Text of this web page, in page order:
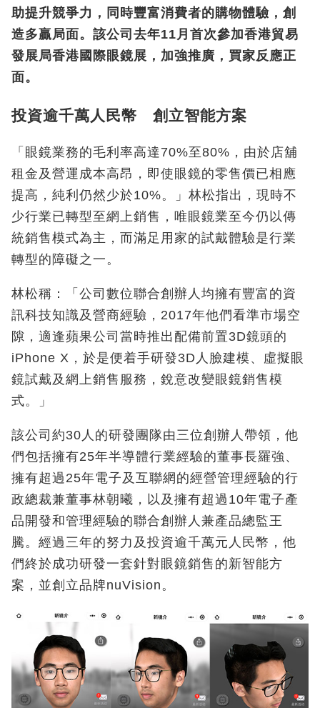
助提升競爭力，同時豐富消費者的購物體驗，創
造多贏局面。該公司去年11月首次參加香港貿易
發展局香港國際眼鏡展，加強推廣，買家反應正
面。
投資逾千萬人民幣 創立智能方案
「眼鏡業務的毛利率高達70%至80%，由於店舖
租金及營運成本高昂，即使眼鏡的零售價已相應
提高，純利仍然少於10%。」林松指出，現時不
少行業已轉型至網上銷售，唯眼鏡業至今仍以傳
統銷售模式為主，而滿足用家的試戴體驗是行業
轉型的障礙之一。
林松稱：「公司數位聯合創辦人均擁有豐富的資
訊科技知識及營商經驗，2017年他們看準市場空
隙，適逢蘋果公司當時推出配備前置3D鏡頭的
iPhone X，於是便着手研發3D人臉建模、虛擬眼
鏡試戴及網上銷售服務，銳意改變眼鏡銷售模
式。」
該公司約30人的研發團隊由三位創辦人帶領，他
們包括擁有25年半導體行業經驗的董事長羅強、
擁有超過25年電子及互聯網的經營管理經驗的行
政總裁兼董事林朝曦，以及擁有超過10年電子產
品開發和管理經驗的聯合創辦人兼產品總監王
騰。經過三年的努力及投資逾千萬元人民幣，他
們終於成功研發一套針對眼鏡銷售的新智能方
案，並創立品牌nuVision。